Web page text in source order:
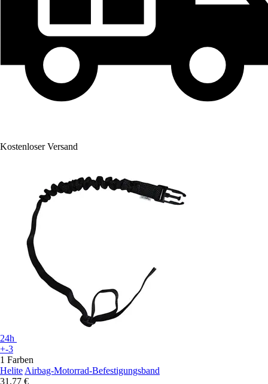
Kostenloser Versand
24h
+-3
1 Farben
Helite Airbag-Motorrad-Befestigungsband
31,77 €